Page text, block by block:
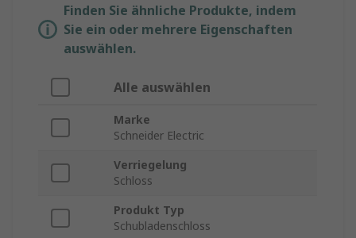
Finden Sie ähnliche Produkte, indem
Sie ein oder mehrere Eigenschaften
auswählen.
Alle auswählen
Marke
Schneider Electric
Verriegelung
Schloss
Produkt Typ
Schubladenschloss